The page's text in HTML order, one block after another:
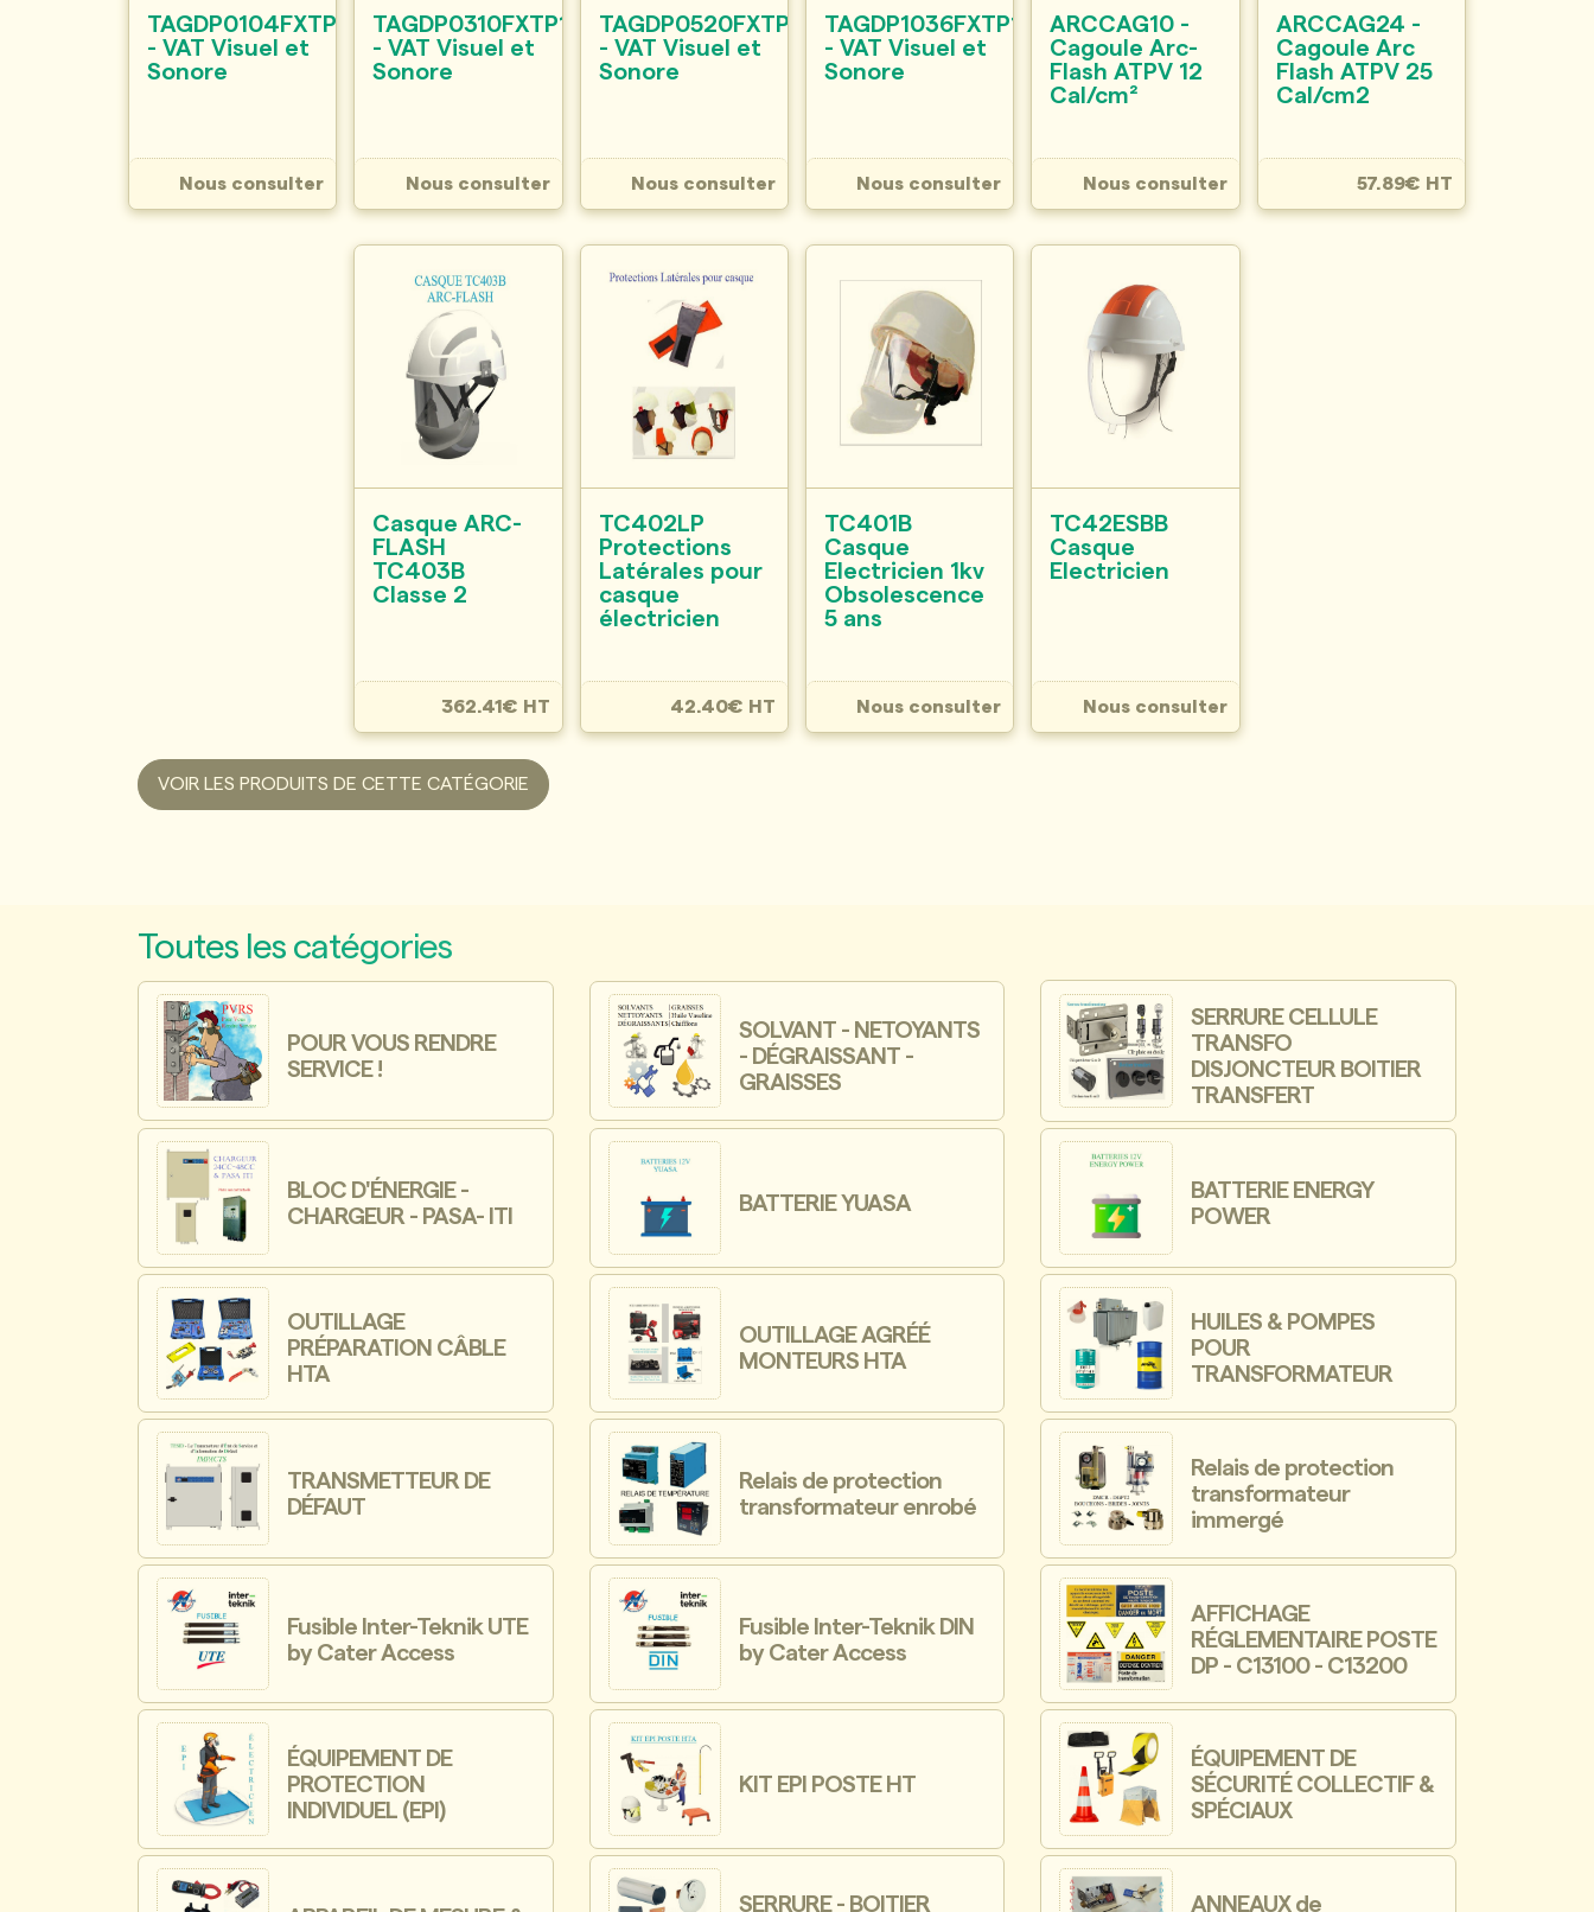
TAGDP0104FXTP125
- VAT Visuel et
Sonore
Nous consulter
TAGDP0310FXTP125
- VAT Visuel et
Sonore
Nous consulter
TAGDP0520FXTP125
- VAT Visuel et
Sonore
Nous consulter
TAGDP1036FXTP125
- VAT Visuel et
Sonore
Nous consulter
ARCCAG10 -
Cagoule Arc-
Flash ATPV 12
Cal/cm²
Nous consulter
ARCCAG24 -
Cagoule Arc
Flash ATPV 25
Cal/cm2
57.89€ HT
Casque ARC-
FLASH
TC403B
Classe 2
362.41€ HT
TC402LP
Protections
Latérales pour
casque
électricien
42.40€ HT
TC401B
Casque
Electricien 1kv
Obsolescence
5 ans
Nous consulter
TC42ESBB
Casque
Electricien
Nous consulter
VOIR LES PRODUITS DE CETTE CATÉGORIE
Toutes les catégories
POUR VOUS RENDRE
SERVICE !
SOLVANT - NETOYANTS
- DÉGRAISSANT -
GRAISSES
SERRURE CELLULE
TRANSFO
DISJONCTEUR BOITIER
TRANSFERT
BLOC D'ÉNERGIE -
CHARGEUR - PASA- ITI
BATTERIE YUASA
BATTERIE ENERGY
POWER
OUTILLAGE
PRÉPARATION CÂBLE
HTA
OUTILLAGE AGRÉÉ
MONTEURS HTA
HUILES & POMPES
POUR
TRANSFORMATEUR
TRANSMETTEUR DE
DÉFAUT
Relais de protection
transformateur enrobé
Relais de protection
transformateur
immergé
Fusible Inter-Teknik UTE
by Cater Access
Fusible Inter-Teknik DIN
by Cater Access
AFFICHAGE
RÉGLEMENTAIRE POSTE
DP - C13100 - C13200
ÉQUIPEMENT DE
PROTECTION
INDIVIDUEL (EPI)
KIT EPI POSTE HT
ÉQUIPEMENT DE
SÉCURITÉ COLLECTIF &
SPÉCIAUX
SERRURE - BOITIER ANNEAUX de